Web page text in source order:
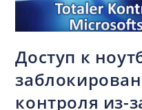
Доступ к
контроля из-